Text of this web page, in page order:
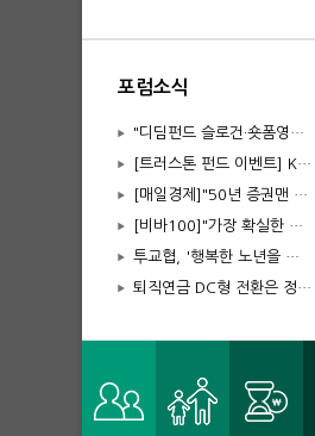
포럼소식
"디딤펀드 슬로건·숏폼영상 공모전 개최" 안내
[트러스톤 펀드 이벤트] KB증권 Again BUY KOREA ETF 챌린지 안내
[매일경제]"50년 증권맨 마침표…노후설계 강연은 계속"
[비바100]"가장 확실한 노후 대비는 재테크 아니라 평생현역"
투교협, '행복한 노년을 위한 은퇴 자산관리' 집합강좌 개최
퇴직연금 DC형 전환은 정말 직장인에게 유리할까